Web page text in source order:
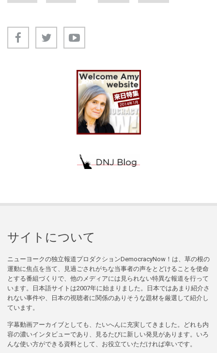
サイトについて
ニューヨークの独立報道プロダクションDemocracyNow！は、草の根の
運動に焦点を当て、見過ごされがちな当事者の声をとどけることを使命
とする番組づくりで、他のメディアには見られない特異な報道を行って
います。日本語サイトは2007年に始まりました。日本ではあまり紹介さ
れない事件や、日本の視聴者に関係のありそうな題材を厳選して紹介し
ています。
字幕動画アーカイブとしても、たいへんに充実してきました。どれも内
容の濃いインタビューであり、見るたびに新しい発見があります。いろ
んな使い方ができる資料として、お役立ていただければ幸いです。